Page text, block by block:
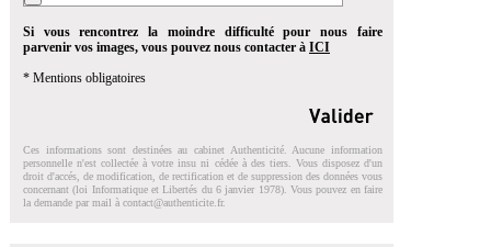
Si vous rencontrez la moindre difficulté pour nous faire
parvenir vos images, vous pouvez nous contacter à ICI
* Mentions obligatoires
Ces informations sont destinées au cabinet Authenticité. Aucune information
personnelle n'est collectée à votre insu ni cédée à des tiers. Vous disposez d'un
droit d'accés, de modification, de rectification et de suppression des données vous
concernant (loi Informatique et Libertés du 6 janvier 1978). Vous pouvez en faire
la demande par mail à contact@authenticite.fr.